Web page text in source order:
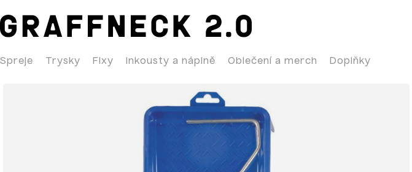
Spreje Trysky Fixy Inkousty a náplně Oblečení a merch Doplňky